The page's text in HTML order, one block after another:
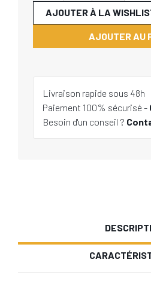
AJOUTER AU
AJOUTER À LA
Livraison rapide sous 48h
Paiement 100% sécurisé -
Besoin d'un conseil ?